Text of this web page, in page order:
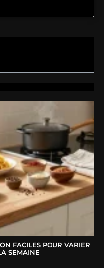
FACILES POUR VARIER
SEMAINE